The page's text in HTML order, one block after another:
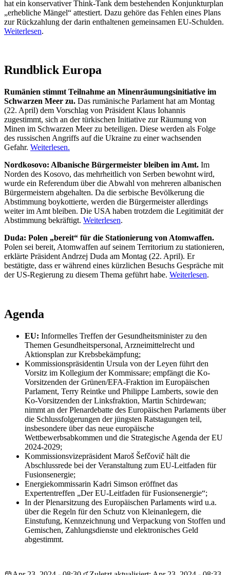
hat ein konservativer Think-Tank dem bestehenden Konjunkturplan
„erhebliche Mängel“ attestiert. Dazu gehöre das Fehlen eines Plans
zur Rückzahlung der darin enthaltenen gemeinsamen EU-Schulden.
Weiterlesen.
Rundblick Europa
Rumänien stimmt Teilnahme an Minenräumungsinitiative im
Schwarzen Meer zu. Das rumänische Parlament hat am Montag
(22. April) dem Vorschlag von Präsident Klaus Iohannis
zugestimmt, sich an der türkischen Initiative zur Räumung von
Minen im Schwarzen Meer zu beteiligen. Diese werden als Folge
des russischen Angriffs auf die Ukraine zu einer wachsenden
Gefahr. Weiterlesen.
Nordkosovo: Albanische Bürgermeister bleiben im Amt. Im
Norden des Kosovo, das mehrheitlich von Serben bewohnt wird,
wurde ein Referendum über die Abwahl von mehreren albanischen
Bürgermeistern abgehalten. Da die serbische Bevölkerung die
Abstimmung boykottierte, werden die Bürgermeister allerdings
weiter im Amt bleiben. Die USA haben trotzdem die Legitimität der
Abstimmung bekräftigt. Weiterlesen.
Duda: Polen „bereit“ für die Stationierung von Atomwaffen.
Polen sei bereit, Atomwaffen auf seinem Territorium zu stationieren,
erklärte Präsident Andrzej Duda am Montag (22. April). Er
bestätigte, dass er während eines kürzlichen Besuchs Gespräche mit
der US-Regierung zu diesem Thema geführt habe. Weiterlesen.
Agenda
EU: Informelles Treffen der Gesundheitsminister zu den
Themen Gesundheitspersonal, Arzneimittelrecht und
Aktionsplan zur Krebsbekämpfung;
Kommissionspräsidentin Ursula von der Leyen führt den
Vorsitz im Kollegium der Kommissare; empfängt die Ko-
Vorsitzenden der Grünen/EFA-Fraktion im Europäischen
Parlament, Terry Reintke und Philippe Lamberts, sowie den
Ko-Vorsitzenden der Linksfraktion, Martin Schirdewan;
nimmt an der Plenardebatte des Europäischen Parlaments über
die Schlussfolgerungen der jüngsten Ratstagungen teil,
insbesondere über das neue europäische
Wettbewerbsabkommen und die Strategische Agenda der EU
2024-2029;
Kommissionsvizepräsident Maroš Šefčovič hält die
Abschlussrede bei der Veranstaltung zum EU-Leitfaden für
Fusionsenergie;
Energiekommissarin Kadri Simson eröffnet das
Expertentreffen „Der EU-Leitfaden für Fusionsenergie“;
In der Plenarsitzung des Europäischen Parlaments wird u.a.
über die Regeln für den Schutz von Kleinanlegern, die
Einstufung, Kennzeichnung und Verpackung von Stoffen und
Gemischen, Zahlungsdienste und elektronisches Geld
abgestimmt.